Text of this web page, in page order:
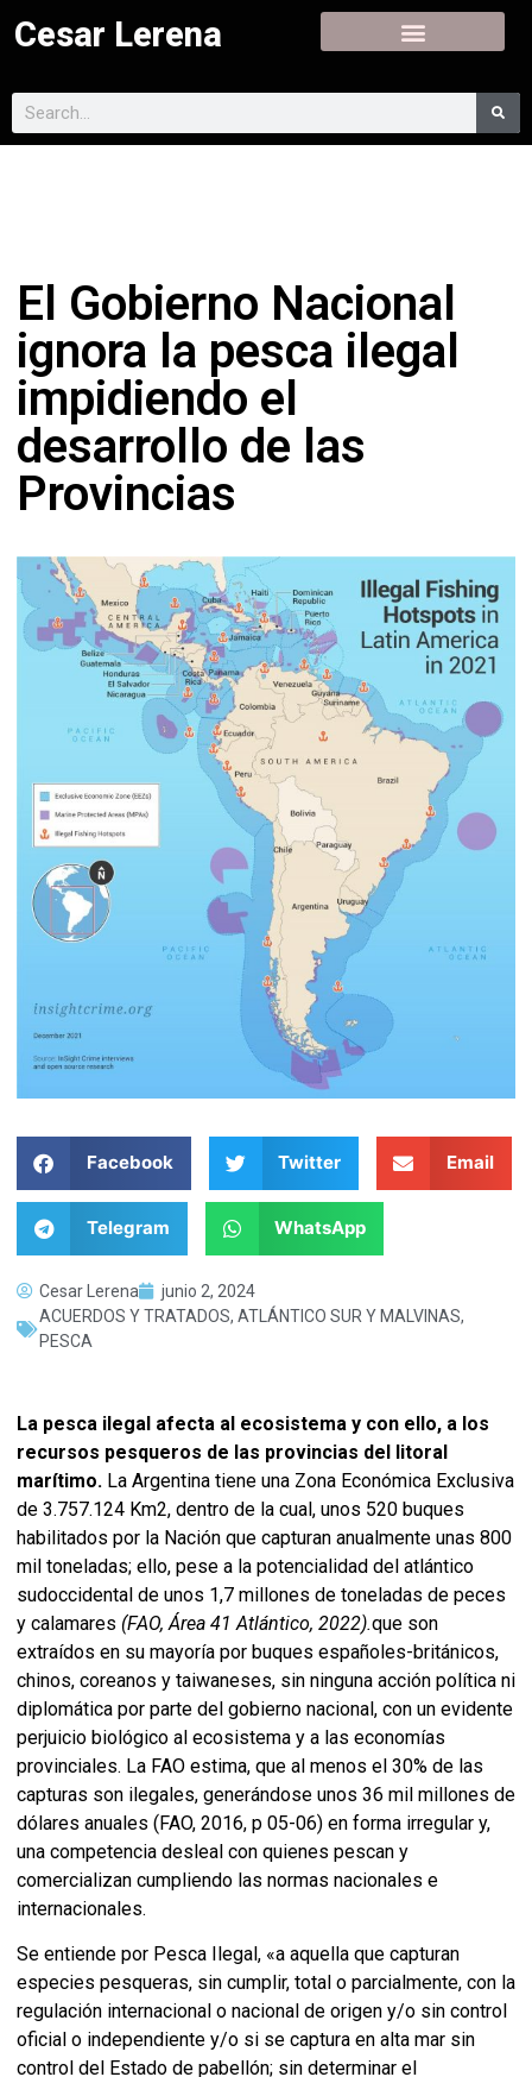
Cesar Lerena
El Gobierno Nacional
ignora la pesca ilegal
impidiendo el
desarrollo de las
Provincias
Facebook Twitter Email
Telegram WhatsApp
Cesar Lerena
junio 2, 2024
ACUERDOS Y TRATADOS, ATLÁNTICO SUR Y MALVINAS,
PESCA
La pesca ilegal afecta al ecosistema y con ello, a los
recursos pesqueros de las provincias del litoral
marítimo. La Argentina tiene una Zona Económica Exclusiva
de 3.757.124 Km2, dentro de la cual, unos 520 buques
habilitados por la Nación que capturan anualmente unas 800
mil toneladas; ello, pese a la potencialidad del atlántico
sudoccidental de unos 1,7 millones de toneladas de peces
y calamares (FAO, Área 41 Atlántico, 2022).que son
extraídos en su mayoría por buques españoles-británicos,
chinos, coreanos y taiwaneses, sin ninguna acción política ni
diplomática por parte del gobierno nacional, con un evidente
perjuicio biológico al ecosistema y a las economías
provinciales. La FAO estima, que al menos el 30% de las
capturas son ilegales, generándose unos 36 mil millones de
dólares anuales (FAO, 2016, p 05-06) en forma irregular y,
una competencia desleal con quienes pescan y
comercializan cumpliendo las normas nacionales e
internacionales.
Se entiende por Pesca Ilegal, «a aquella que capturan
especies pesqueras, sin cumplir, total o parcialmente, con la
regulación internacional o nacional de origen y/o sin control
oficial o independiente y/o si se captura en alta mar sin
control del Estado de pabellón; sin determinar el